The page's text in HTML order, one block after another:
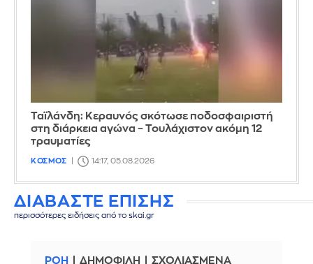
Ταϊλάνδη: Κεραυνός σκότωσε ποδοσφαιριστή
στη διάρκεια αγώνα – Τουλάχιστον ακόμη 12
τραυματίες
ΚΟΣΜΟΣ 14:17, 05.08.2026
ΔΙΑΒΑΣΤΕ ΕΠΙΣΗΣ
περισσότερες ειδήσεις από το skai.gr
ΡΟΗ ΔΗΜΟΦΙΛΗ ΣΧΟΛΙΑΣΜΕΝΑ